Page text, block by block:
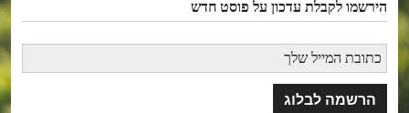
הירשמו לקבלת עדכון על פוסט חדש